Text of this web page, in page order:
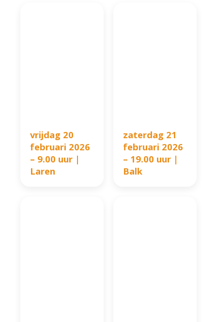
vrijdag 20
februari 2026
– 9.00 uur |
Laren
zaterdag 21
februari 2026
– 19.00 uur |
Balk